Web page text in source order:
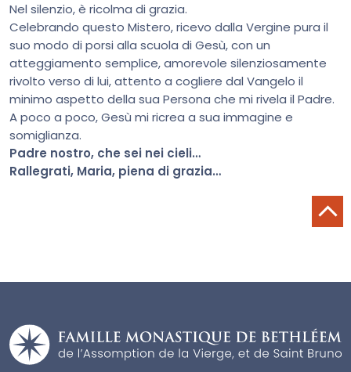
Nel silenzio, è ricolma di grazia.
Celebrando questo Mistero, ricevo dalla Vergine pura il
suo modo di porsi alla scuola di Gesù, con un
atteggiamento semplice, amorevole silenziosamente
rivolto verso di lui, attento a cogliere dal Vangelo il
minimo aspetto della sua Persona che mi rivela il Padre.
A poco a poco, Gesù mi ricrea a sua immagine e
somiglianza.
Padre nostro, che sei nei cieli…
Rallegrati, Maria, piena di grazia…